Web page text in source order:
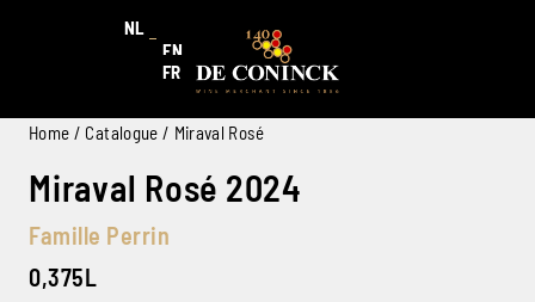
NL
EN
FR
Home / Catalogue / Miraval Rosé
Miraval Rosé 2024
Famille Perrin
0,375L